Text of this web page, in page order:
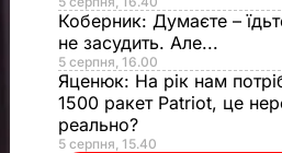
Коберник: Думаєте –
не засудить. Але...
5 серпня, 16.00
Яценюк: На рік нам
1500 ракет Patriot, це
реально?
5 серпня, 15.40